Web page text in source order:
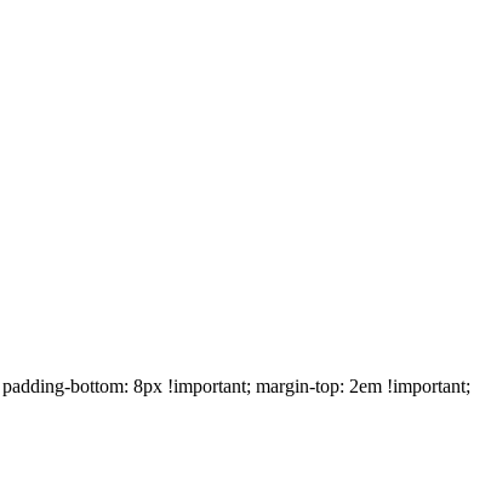
bottom: 8px !important; margin-top: 2em !important;